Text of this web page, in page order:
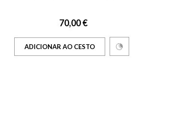
70,00 €
ADICIONAR AO CESTO